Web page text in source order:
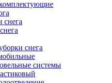
снега
снега
системы